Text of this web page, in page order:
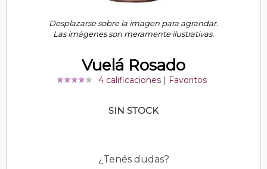
Desplazarse sobre la imagen para agrandar.
Las imágenes son meramente ilustrativas.
Vuelá Rosado
4 calificaciones Favoritos
SIN STOCK
¿Tenés dudas?